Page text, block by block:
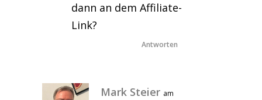
dann an dem Affiliate-
Link?
Antworten
Mark Steier am